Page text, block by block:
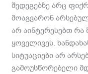
შედეგებზე არც
მოაგვარონ
არ აინტერესებთ რა
ყოველივეს.
სიტუაციები არ
გამოუსწორებელი